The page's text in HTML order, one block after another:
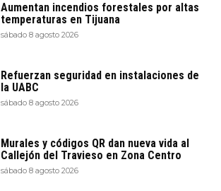
Aumentan incendios forestales por altas
temperaturas en Tijuana
sábado 8 agosto 2026
Refuerzan seguridad en instalaciones de
la UABC
sábado 8 agosto 2026
Murales y códigos QR dan nueva vida al
Callejón del Travieso en Zona Centro
sábado 8 agosto 2026